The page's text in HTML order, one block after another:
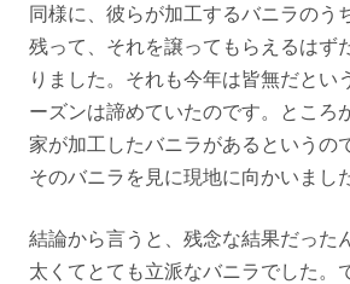
同様に、彼らが加工するバニラのう
残って、それを譲ってもらえるはず
りました。それも今年は皆無だとい
ーズンは諦めていたのです。ところ
家が加工したバニラがあるというの
そのバニラを見に現地に向かいまし
結論から言うと、残念な結果だった
太くてとても立派なバニラでした。